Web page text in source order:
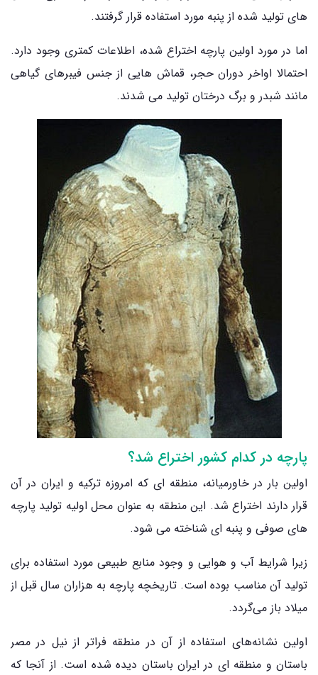
های تولید شده از پنبه مورد استفاده قرار گرفتند.
اما در مورد اولین پارچه اختراع شده، اطلاعات کمتری وجود دارد.
احتمالا اواخر دوران حجر، قماش هایی از جنس فیبرهای گیاهی
مانند شبدر و برگ درختان تولید می شدند.
پارچه در کدام کشور اختراع شد؟
اولین بار در خاورمیانه، منطقه ‌ای که امروزه ترکیه و ایران در آن
قرار دارند اختراع شد. این منطقه به عنوان محل اولیه تولید پارچه‌
های صوفی و پنبه‌ ای شناخته می‌ شود.
زیرا شرایط آب و هوایی و وجود منابع طبیعی مورد استفاده برای
تولید آن مناسب بوده است. تاریخچه پارچه به هزاران سال قبل از
میلاد باز می‌گردد.
اولین نشانه‌های استفاده از آن در منطقه فراتر از نیل در مصر
باستان و منطقه ای در ایران باستان دیده شده است. از آنجا که